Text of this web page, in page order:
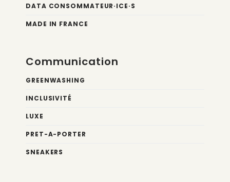
DATA CONSOMMATEUR·ICE·S
MADE IN FRANCE
Communication
GREENWASHING
INCLUSIVITÉ
LUXE
PRET-A-PORTER
SNEAKERS